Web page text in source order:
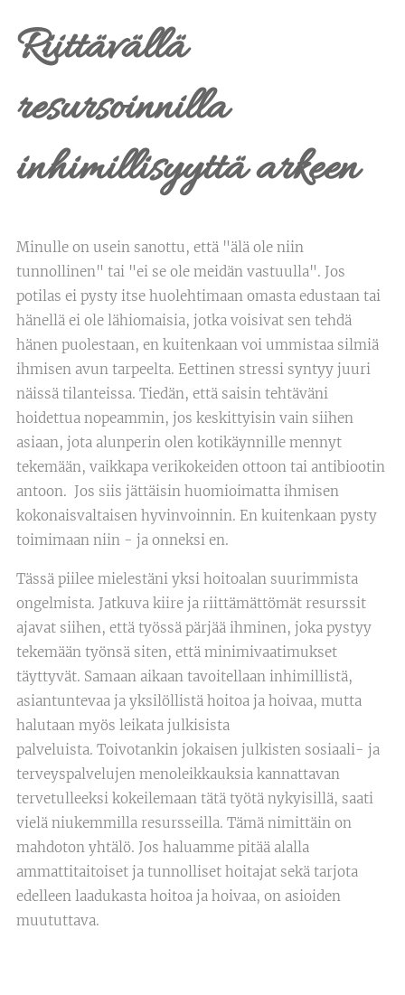
Riittävällä
resursoinnilla
inhimillisyyttä arkeen
Minulle on usein sanottu, että "älä ole niin
tunnollinen" tai "ei se ole meidän vastuulla". Jos
potilas ei pysty itse huolehtimaan omasta edustaan tai
hänellä ei ole lähiomaisia, jotka voisivat sen tehdä
hänen puolestaan, en kuitenkaan voi ummistaa silmiä
ihmisen avun tarpeelta. Eettinen stressi syntyy juuri
näissä tilanteissa. Tiedän, että saisin tehtäväni
hoidettua nopeammin, jos keskittyisin vain siihen
asiaan, jota alunperin olen kotikäynnille mennyt
tekemään, vaikkapa verikokeiden ottoon tai antibiootin
antoon. Jos siis jättäisin huomioimatta ihmisen
kokonaisvaltaisen hyvinvoinnin. En kuitenkaan pysty
toimimaan niin - ja onneksi en.
Tässä piilee mielestäni yksi hoitoalan suurimmista
ongelmista. Jatkuva kiire ja riittämättömät resurssit
ajavat siihen, että työssä pärjää ihminen, joka pystyy
tekemään työnsä siten, että minimivaatimukset
täyttyvät. Samaan aikaan tavoitellaan inhimillistä,
asiantuntevaa ja yksilöllistä hoitoa ja hoivaa, mutta
halutaan myös leikata julkisista
palveluista. Toivotankin jokaisen julkisten sosiaali- ja
terveyspalvelujen menoleikkauksia kannattavan
tervetulleeksi kokeilemaan tätä työtä nykyisillä, saati
vielä niukemmilla resursseilla. Tämä nimittäin on
mahdoton yhtälö. Jos haluamme pitää alalla
ammattitaitoiset ja tunnolliset hoitajat sekä tarjota
edelleen laadukasta hoitoa ja hoivaa, on asioiden
muututtava.